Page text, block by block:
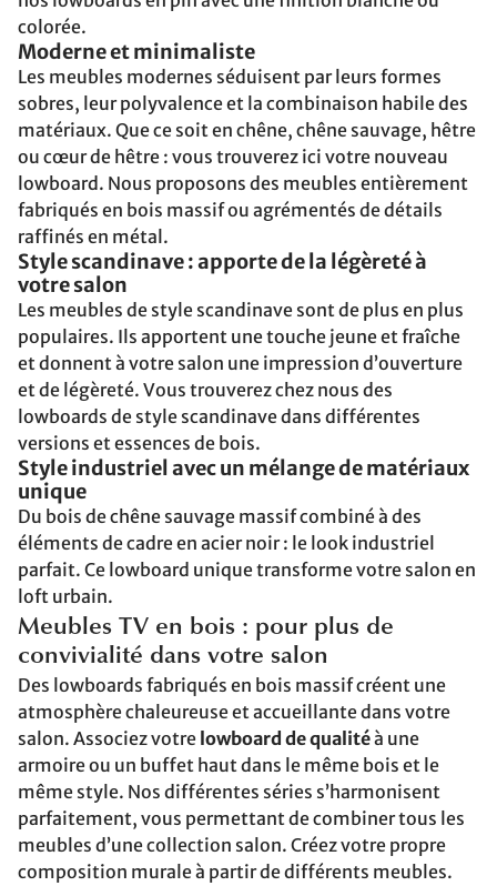
colorée.
Moderne et minimaliste
Les meubles modernes séduisent par leurs formes
sobres, leur polyvalence et la combinaison habile des
matériaux. Que ce soit en chêne, chêne sauvage, hêtre
ou cœur de hêtre : vous trouverez ici votre nouveau
lowboard. Nous proposons des meubles entièrement
fabriqués en bois massif ou agrémentés de détails
raffinés en métal.
Style scandinave : apporte de la légèreté à
votre salon
Les meubles de style scandinave sont de plus en plus
populaires. Ils apportent une touche jeune et fraîche
et donnent à votre salon une impression d’ouverture
et de légèreté. Vous trouverez chez nous des
lowboards de style scandinave dans différentes
versions et essences de bois.
Style industriel avec un mélange de matériaux
unique
Du bois de chêne sauvage massif combiné à des
éléments de cadre en acier noir : le look industriel
parfait. Ce lowboard unique transforme votre salon en
loft urbain.
Meubles TV en bois : pour plus de
convivialité dans votre salon
Des lowboards fabriqués en bois massif créent une
atmosphère chaleureuse et accueillante dans votre
salon. Associez votre lowboard de qualitéà une
armoire ou un buffet haut dans le même bois et le
même style. Nos différentes séries s’harmonisent
parfaitement, vous permettant de combiner tous les
meubles d’une collection salon. Créez votre propre
composition murale à partir de différents meubles.